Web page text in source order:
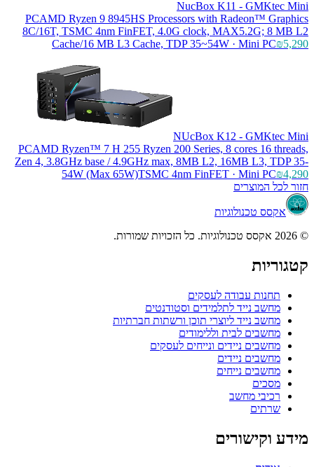
NucBox K11 - GMKtec Mini
PCAMD Ryzen 9 8945HS Processors with Radeon™ Graphics
8C/16T, TSMC 4nm FinFET, 4.0G clock, MAX5.2G; 8 MB L2
Cache/16 MB L3 Cache, TDP 35~54W · Mini PC₪5,290
NUcBox K12 - GMKtec Mini
PCAMD Ryzen™ 7 H 255 Ryzen 200 Series, 8 cores 16 threads,
Zen 4, 3.8GHz base / 4.9GHz max, 8MB L2, 16MB L3, TDP 35-
54W (Max 65W)TSMC 4nm FinFET · Mini PC₪4,290
חזור לכל המוצרים
אקסס טכנולוגיות
© 2026 אקסס טכנולוגיות. כל הזכויות שמורות.
קטגוריות
תחנות עבודה לעסקים
מחשב נייד לתלמידים וסטודנטים
מחשב נייד ליוצרי תוכן ורשתות חברתיות
מחשבים לבית וללימודים
מחשבים ניידים ונייחים לעסקים
מחשבים ניידים
מחשבים נייחים
מסכים
רכיבי מחשב
שרתים
מידע וקישורים